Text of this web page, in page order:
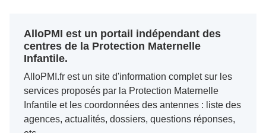
AlloPMI est un portail indépendant des
centres de la Protection Maternelle
Infantile.
AlloPMI.fr est un site d'information complet sur les
services proposés par la Protection Maternelle
Infantile et les coordonnées des antennes : liste des
agences, actualités, dossiers, questions réponses,